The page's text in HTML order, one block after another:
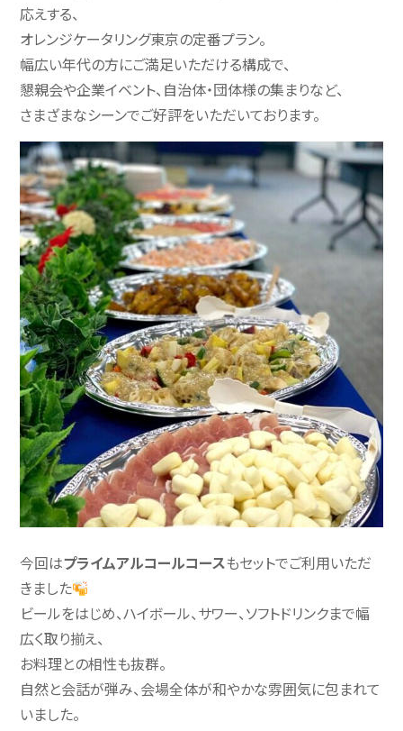
応えする、
オレンジケータリング東京の定番プラン。
幅広い年代の方にご満足いただける構成で、
懇親会や企業イベント、自治体・団体様の集まりなど、
さまざまなシーンでご好評をいただいております。
今回はプライムアルコールコースもセットでご利用いただ
きました
ビールをはじめ、ハイボール、サワー、ソフトドリンクまで幅
広く取り揃え、
お料理との相性も抜群。
自然と会話が弾み、会場全体が和やかな雰囲気に包まれて
いました。